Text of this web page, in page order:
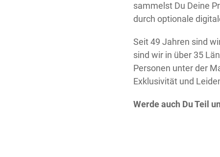
sammelst Du Deine
durch optionale
Seit 49 Jahren sind
sind wir in über 35
Personen unter der
Exklusivität und
Werdeauch Du Teil